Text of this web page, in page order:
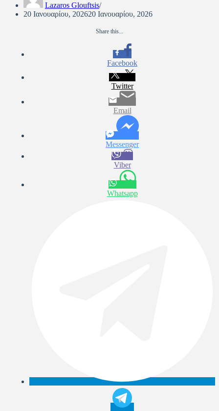
Lazaros Glouftsis
20 Ιανουαρίου, 202620 Ιανουαρίου, 2026
Share this...
Facebook
Twitter
Email
Messenger
Viber
Whatsapp